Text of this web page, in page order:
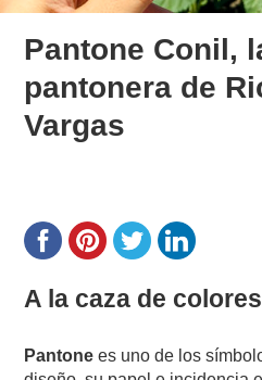
Pantone Conil,
pantonera de
Vargas
A la caza de colores
Pantone es uno de los